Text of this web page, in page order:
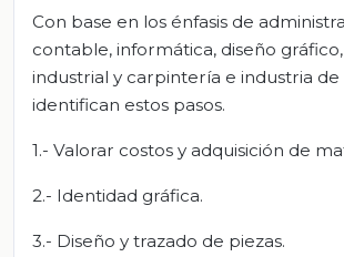
Con base en los énfasis de
contable, informática, diseño
industrial y carpintería e industria de
identifican estos pasos.
1.- Valorar costos y adquisición de
2.- Identidad gráfica.
3.- Diseño y trazado de piezas.